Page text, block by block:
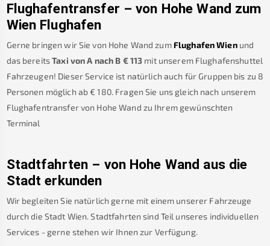
Flughafentransfer – von Hohe Wand zum
Wien Flughafen
Gerne bringen wir Sie von Hohe Wand zum Flughafen Wien und
das bereitsTaxi von A nach B €113 mit unserem Flughafenshuttel
Fahrzeugen! Dieser Service ist natürlich auch für Gruppen bis zu 8
Personen möglich ab € 180. Fragen Sie uns gleich nach unserem
Flughafentransfer von Hohe Wand zu Ihrem gewünschten
Terminal
Stadtfahrten – von Hohe Wand aus die
Stadt erkunden
Wir begleiten Sie natürlich gerne mit einem unserer Fahrzeuge
durch die Stadt Wien. Stadtfahrten sind Teil unseres individuellen
Services - gerne stehen wir Ihnen zur Verfügung.